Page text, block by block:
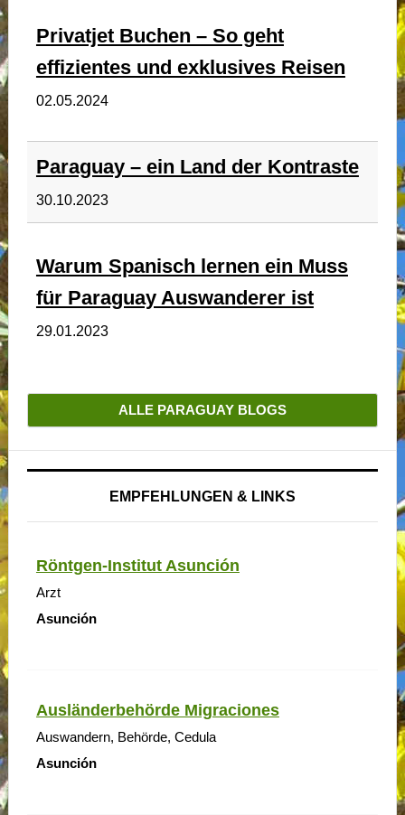
Privatjet Buchen – So geht
effizientes und exklusives Reisen
02.05.2024
Paraguay – ein Land der Kontraste
30.10.2023
Warum Spanisch lernen ein Muss
für Paraguay Auswanderer ist
29.01.2023
ALLE PARAGUAY BLOGS
EMPFEHLUNGEN & LINKS
Röntgen-Institut Asunción
Arzt
Asunción
Ausländerbehörde Migraciones
Auswandern, Behörde, Cedula
Asunción